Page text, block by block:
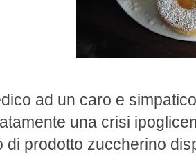
ad un caro e
una crisi
di prodotto zuccherino